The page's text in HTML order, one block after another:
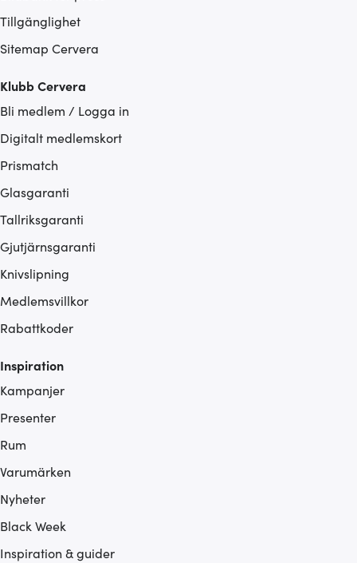
Tillgänglighet
Sitemap Cervera
Klubb Cervera
Bli medlem / Logga in
Digitalt medlemskort
Prismatch
Glasgaranti
Tallriksgaranti
Gjutjärnsgaranti
Knivslipning
Medlemsvillkor
Rabattkoder
Inspiration
Kampanjer
Presenter
Rum
Varumärken
Nyheter
Black Week
Inspiration & guider